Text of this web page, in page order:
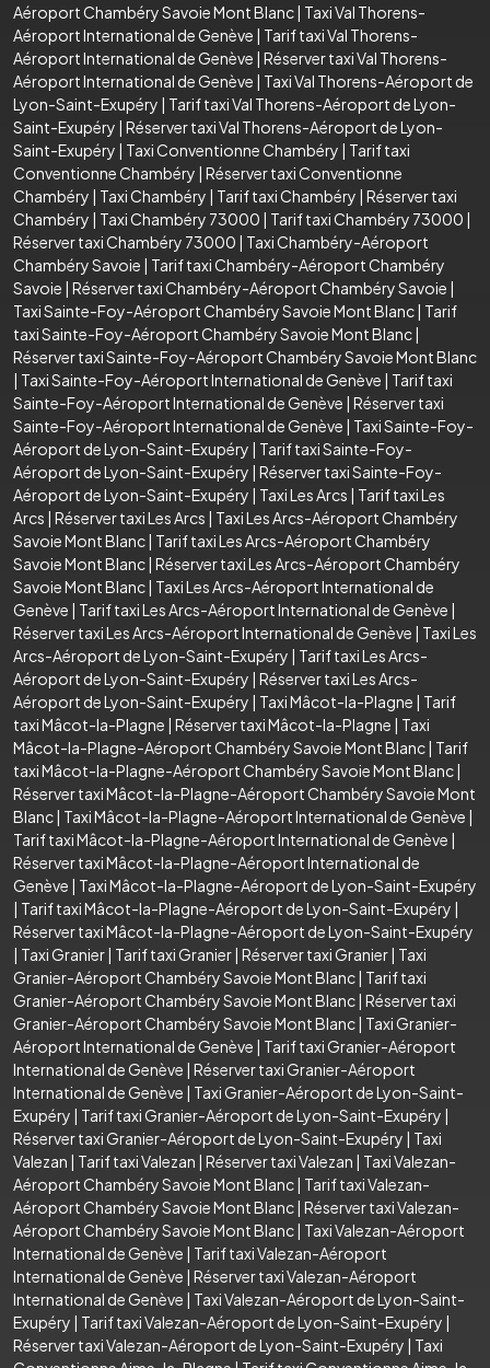
Aéroport Chambéry Savoie Mont Blanc| Taxi Val Thorens-
Aéroport International de Genève | Tarif taxi Val Thorens-
Aéroport International de Genève | Réserver taxi Val Thorens-
Aéroport International de Genève | Taxi Val Thorens-Aéroport de
Lyon-Saint-Exupéry | Tarif taxi Val Thorens-Aéroport de Lyon-
Saint-Exupéry | Réserver taxi Val Thorens-Aéroport de Lyon-
Saint-Exupéry | Taxi Conventionne Chambéry | Tarif taxi
Conventionne Chambéry | Réserver taxi Conventionne
Chambéry | Taxi Chambéry | Tarif taxi Chambéry | Réserver taxi
Chambéry | Taxi Chambéry 73000 | Tarif taxi Chambéry 73000 |
Réserver taxi Chambéry 73000 | Taxi Chambéry-Aéroport
Chambéry Savoie | Tarif taxi Chambéry-Aéroport Chambéry
Savoie | Réserver taxi Chambéry-Aéroport Chambéry Savoie |
Taxi Sainte-Foy-Aéroport Chambéry Savoie Mont Blanc| Tarif
taxi Sainte-Foy-Aéroport Chambéry Savoie Mont Blanc|
Réserver taxi Sainte-Foy-Aéroport Chambéry Savoie Mont Blanc
| Taxi Sainte-Foy-Aéroport International de Genève | Tarif taxi
Sainte-Foy-Aéroport International de Genève | Réserver taxi
Sainte-Foy-Aéroport International de Genève | Taxi Sainte-Foy-
Aéroport de Lyon-Saint-Exupéry | Tarif taxi Sainte-Foy-
Aéroport de Lyon-Saint-Exupéry | Réserver taxi Sainte-Foy-
Aéroport de Lyon-Saint-Exupéry | Taxi Les Arcs | Tarif taxi Les
Arcs | Réserver taxi Les Arcs | Taxi Les Arcs-Aéroport Chambéry
Savoie Mont Blanc| Tarif taxi Les Arcs-Aéroport Chambéry
Savoie Mont Blanc| Réserver taxi Les Arcs-Aéroport Chambéry
Savoie Mont Blanc| Taxi Les Arcs-Aéroport International de
Genève | Tarif taxi Les Arcs-Aéroport International de Genève |
Réserver taxi Les Arcs-Aéroport International de Genève | Taxi Les
Arcs-Aéroport de Lyon-Saint-Exupéry | Tarif taxi Les Arcs-
Aéroport de Lyon-Saint-Exupéry | Réserver taxi Les Arcs-
Aéroport de Lyon-Saint-Exupéry | Taxi Mâcot-la-Plagne | Tarif
taxi Mâcot-la-Plagne | Réserver taxi Mâcot-la-Plagne | Taxi
Mâcot-la-Plagne-Aéroport Chambéry Savoie Mont Blanc| Tarif
taxi Mâcot-la-Plagne-Aéroport Chambéry Savoie Mont Blanc|
Réserver taxi Mâcot-la-Plagne-Aéroport Chambéry Savoie Mont
Blanc| Taxi Mâcot-la-Plagne-Aéroport International de Genève |
Tarif taxi Mâcot-la-Plagne-Aéroport International de Genève |
Réserver taxi Mâcot-la-Plagne-Aéroport International de
Genève | Taxi Mâcot-la-Plagne-Aéroport de Lyon-Saint-Exupéry
| Tarif taxi Mâcot-la-Plagne-Aéroport de Lyon-Saint-Exupéry |
Réserver taxi Mâcot-la-Plagne-Aéroport de Lyon-Saint-Exupéry
| Taxi Granier| Tarif taxi Granier| Réserver taxi Granier| Taxi
Granier-Aéroport Chambéry Savoie Mont Blanc| Tarif taxi
Granier-Aéroport Chambéry Savoie Mont Blanc| Réserver taxi
Granier-Aéroport Chambéry Savoie Mont Blanc| Taxi Granier-
Aéroport International de Genève | Tarif taxi Granier-Aéroport
International de Genève | Réserver taxi Granier-Aéroport
International de Genève | Taxi Granier-Aéroport de Lyon-Saint-
Exupéry | Tarif taxi Granier-Aéroport de Lyon-Saint-Exupéry |
Réserver taxi Granier-Aéroport de Lyon-Saint-Exupéry | Taxi
Valezan | Tarif taxi Valezan | Réserver taxi Valezan | Taxi Valezan-
Aéroport Chambéry Savoie Mont Blanc| Tarif taxi Valezan-
Aéroport Chambéry Savoie Mont Blanc| Réserver taxi Valezan-
Aéroport Chambéry Savoie Mont Blanc| Taxi Valezan-Aéroport
International de Genève | Tarif taxi Valezan-Aéroport
International de Genève | Réserver taxi Valezan-Aéroport
International de Genève | Taxi Valezan-Aéroport de Lyon-Saint-
Exupéry | Tarif taxi Valezan-Aéroport de Lyon-Saint-Exupéry |
Réserver taxi Valezan-Aéroport de Lyon-Saint-Exupéry | Taxi